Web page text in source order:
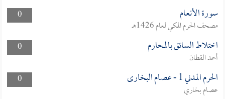
0
سورة الأنعام
مصحف الحرم المكي لعام 1426هـ
0
اختلاط السائق بالمحارم
أحمد القطان
0
الحرم المدني 1 - عصام البخارى
عصام بخاري